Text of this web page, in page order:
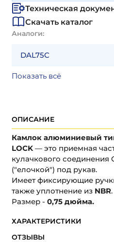
Техническая
Скачать каталог
Аналоги:
DAL75C
Показать всё
ОПИСАНИЕ
Камлок алюминиевый тип
LOCK — это приемная
кулачкового соединения
("елочкой") под рукав.
Имеет фиксирующие
также уплотнение из NBR.
Размер - 0,75 дюйма.
ХАРАКТЕРИСТИКИ
ОТЗЫВЫ